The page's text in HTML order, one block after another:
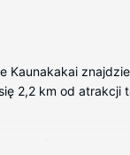
2,2 km od